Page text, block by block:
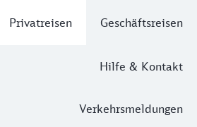
Privatreisen Geschäftsreisen
Hilfe & Kontakt
Verkehrsmeldungen